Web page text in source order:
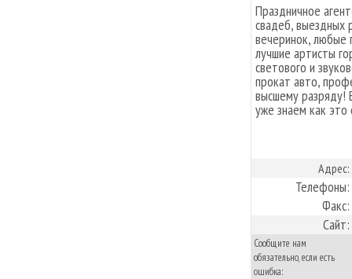
Праздничное
свадеб, выездных
вечеринок, любые
лучшие артисты
светового и
прокат авто,
высшему разряду!
уже знаем как
Адрес:
Телефоны:
Факс:
Сайт:
Сообщите нам
обязательно, если есть
ошибка: